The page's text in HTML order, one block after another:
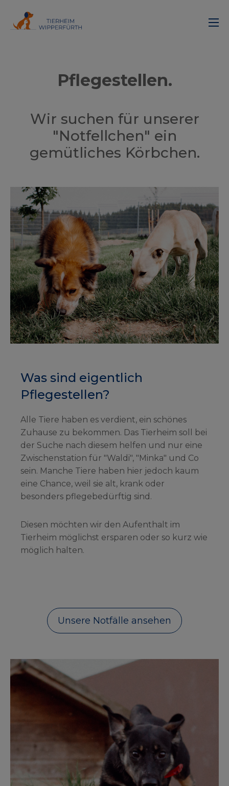
Pflegestellen.
Wir suchen für unserer
"Notfellchen" ein
gemütliches Körbchen.
Was sind eigentlich
Pflegestellen?
Alle Tiere haben es verdient, ein schönes
Zuhause zu bekommen. Das Tierheim soll bei
der Suche nach diesem helfen und nur eine
Zwischenstation für "Waldi", "Minka" und Co
sein. Manche Tiere haben hier jedoch kaum
eine Chance, weil sie alt, krank oder
besonders pflegebedürftig sind.
Diesen möchten wir den Aufenthalt im
Tierheim möglichst ersparen oder so kurz wie
möglich halten.
Unsere Notfälle ansehen